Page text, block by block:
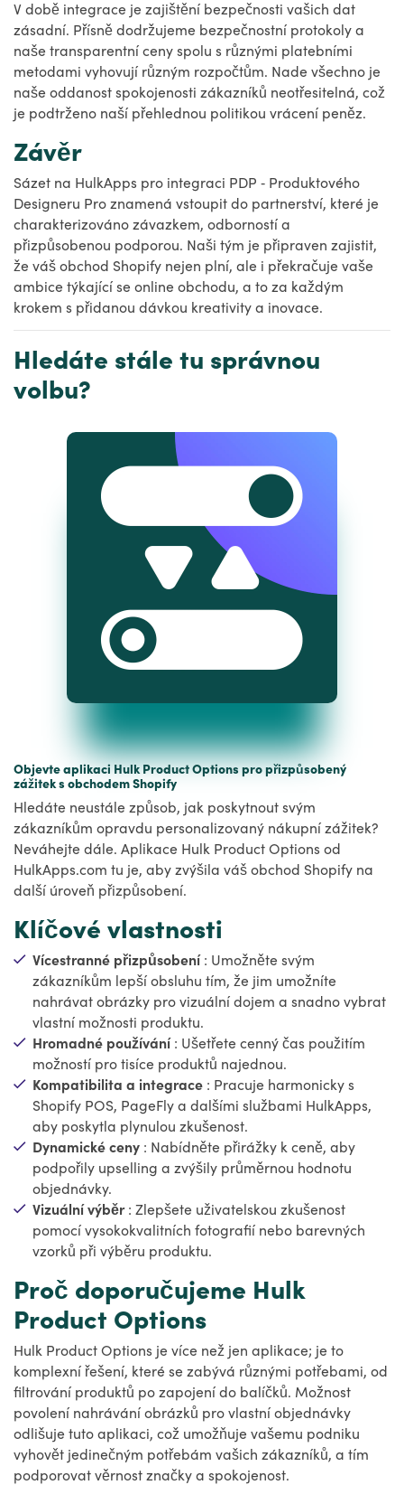
V době integrace je zajištění bezpečnosti vašich dat
zásadní. Přísně dodržujeme bezpečnostní protokoly a
naše transparentní ceny spolu s různými platebními
metodami vyhovují různým rozpočtům. Nade všechno je
naše oddanost spokojenosti zákazníků neotřesitelná, což
je podtrženo naší přehlednou politikou vrácení peněz.
Závěr
Sázet na HulkApps pro integraci PDP ‑ Produktového
Designeru Pro znamená vstoupit do partnerství, které je
charakterizováno závazkem, odborností a
přizpůsobenou podporou. Naši tým je připraven zajistit,
že váš obchod Shopify nejen plní, ale i překračuje vaše
ambice týkající se online obchodu, a to za každým
krokem s přidanou dávkou kreativity a inovace.
Hledáte stále tu správnou
volbu?
Objevte aplikaci Hulk Product Options pro přizpůsobený
zážitek s obchodem Shopify
Hledáte neustále způsob, jak poskytnout svým
zákazníkům opravdu personalizovaný nákupní zážitek?
Neváhejte dále. Aplikace Hulk Product Options od
HulkApps.com tu je, aby zvýšila váš obchod Shopify na
další úroveň přizpůsobení.
Klíčové vlastnosti
Vícestranné přizpůsobení: Umožněte svým
zákazníkům lepší obsluhu tím, že jim umožníte
nahrávat obrázky pro vizuální dojem a snadno vybrat
vlastní možnosti produktu.
Hromadné používání: Ušetřete cenný čas použitím
možností pro tisíce produktů najednou.
Kompatibilita a integrace : Pracuje harmonicky s
Shopify POS, PageFly a dalšími službami HulkApps,
aby poskytla plynulou zkušenost.
Dynamické ceny : Nabídněte přirážky k ceně, aby
podpořily upselling a zvýšily průměrnou hodnotu
objednávky.
Vizuální výběr: Zlepšete uživatelskou zkušenost
pomocí vysokokvalitních fotografií nebo barevných
vzorků při výběru produktu.
Proč doporučujeme Hulk
Product Options
Hulk Product Options je více než jen aplikace; je to
komplexní řešení, které se zabývá různými potřebami, od
filtrování produktů po zapojení do balíčků. Možnost
povolení nahrávání obrázků pro vlastní objednávky
odlišuje tuto aplikaci, což umožňuje vašemu podniku
vyhovět jedinečným potřebám vašich zákazníků, a tím
podporovat věrnost značky a spokojenost.